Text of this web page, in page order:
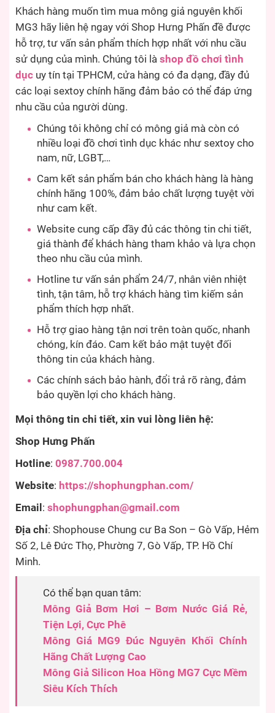
Khách hàng muốn tìm mua mông giả nguyên khối
MG3 hãy liên hệ ngay với Shop Hưng Phấn đề được
hỗ trợ, tư vấn sản phẩm thích hợp nhất với nhu cầu
sử dụng của mình. Chúng tôi là shop đồ chơi tình
dục uy tín tại TPHCM, cửa hàng có đa dạng, đầy đủ
các loại sextoy chính hãng đảm bảo có thể đáp ứng
nhu cầu của người dùng.
Chúng tôi không chỉ có mông giả mà còn có
nhiều loại đồ chơi tình dục khác như sextoy cho
nam, nữ, LGBT,…
Cam kết sản phẩm bán cho khách hàng là hàng
chính hãng 100%, đảm bảo chất lượng tuyệt vời
như cam kết.
Website cung cấp đầy đủ các thông tin chi tiết,
giá thành để khách hàng tham khảo và lựa chọn
theo nhu cầu của mình.
Hotline tư vấn sản phẩm 24/7, nhân viên nhiệt
tình, tận tâm, hỗ trợ khách hàng tìm kiếm sản
phẩm thích hợp nhất.
Hỗ trợ giao hàng tận nơi trên toàn quốc, nhanh
chóng, kín đáo. Cam kết bảo mật tuyệt đối
thông tin của khách hàng.
Các chính sách bảo hành, đổi trả rõ ràng, đảm
bảo quyền lợi cho khách hàng.
Mọi thông tin chi tiết, xin vui lòng liên hệ:
Shop Hưng Phấn
Hotline: 0987.700.004
Website: https://shophungphan.com/
Email : shophungphan@gmail.com
Địa chỉ: Shophouse Chung cư Ba Son – Gò Vấp, Hẻm
Số 2, Lê Đức Thọ, Phường 7, Gò Vấp, TP. Hồ Chí
Minh.
Có thể bạn quan tâm:
Mông Giả Bơm Hơi – Bơm Nước Giá Rẻ,
Tiện Lợi, Cực Phê
Mông Giá MG9 Đúc Nguyên Khối Chính
Hãng Chất Lượng Cao
Mông Giả Silicon Hoa Hồng MG7 Cực Mềm
Siêu Kích Thích